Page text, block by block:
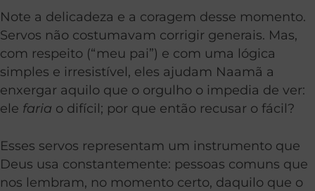
Note a delicadeza e a coragem desse momento.
Servos não costumavam corrigir generais. Mas,
com respeito (“meu pai”) e com uma lógica
simples e irresistível, eles ajudam Naamã a
enxergar aquilo que o orgulho o impedia de ver:
ele faria o difícil; por que então recusar o fácil?
Esses servos representam um instrumento que
Deus usa constantemente: pessoas comuns que
nos lembram, no momento certo, daquilo que o